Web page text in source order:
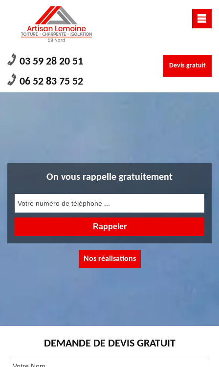
03 59 28 20 51
06 52 83 75 52
Devis gratuit
On vous rappelle gratuitement
Nos réalisations
DEMANDE DE DEVIS GRATUIT